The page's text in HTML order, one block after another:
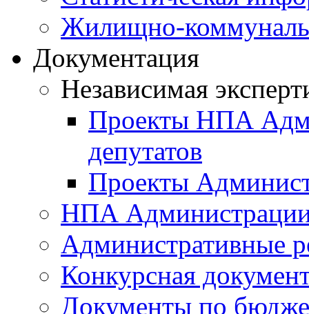
Жилищно-
Документация
Независимая
Проекты НПА
депутатов
Проекты
НПА
Административные
Конкурсная
Документы по